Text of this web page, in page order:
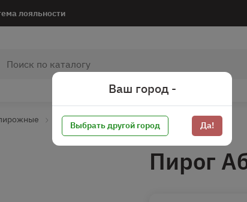
лояльности
Скоропорт Скоропорт бисквитные
Пирог
Ваш город -
Выбрать другой город Да!